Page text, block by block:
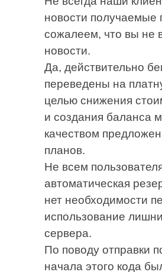
новости получаемые
сожалеем, что вы не
новости.
Да, действительно
переведены на
целью снижения
и создания баланса
качеством
планов.
Не всем
автоматическая
нет необходимости
использование
сервера.
По поводу отправки
начала этого кода